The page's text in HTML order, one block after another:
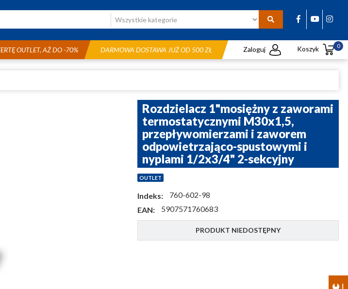
OUTLET, AŻ DO -70% DARMOWA DOSTAWA JUŻ OD 500 ZŁ Zaloguj Koszyk 0
Rozdzielacz 1"mosiężny z zaworami
termostatycznymi M30x1,5,
przepływomierzami i zaworem
odpowietrzająco-spustowymi i
nyplami 1/2x3/4" 2-sekcyjny
OUTLET
Indeks:
760-602-98
EAN:
5907571760683
PRODUKT NIEDOSTĘPNY